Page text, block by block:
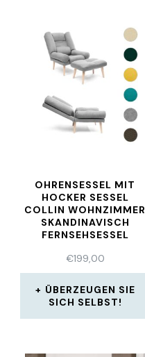
OHRENSESSEL MIT
HOCKER SESSEL
COLLIN WOHNZIMMER
SKANDINAVISCH
FERNSEHSESSEL
€199,00
ÜBERZEUGEN SIE
SICH SELBST!